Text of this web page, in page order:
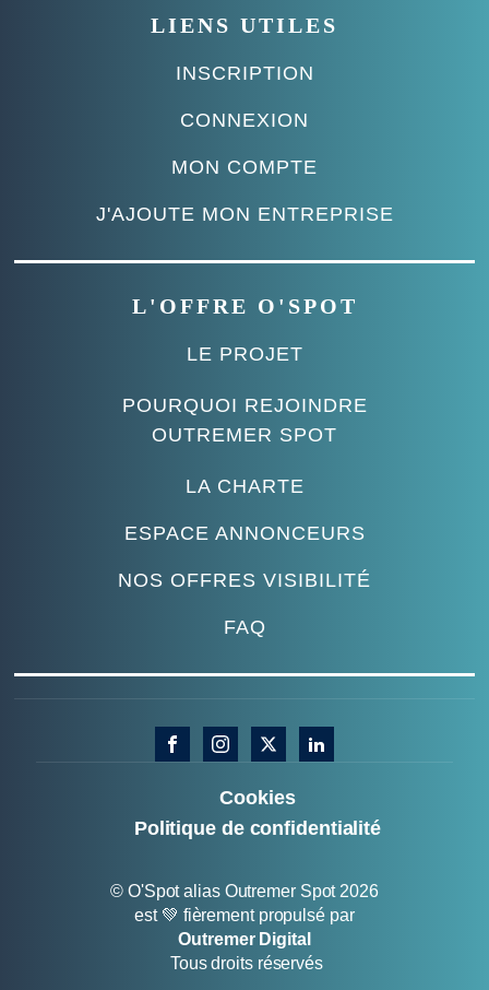
LIENS UTILES
INSCRIPTION
CONNEXION
MON COMPTE
J'AJOUTE MON ENTREPRISE
L'OFFRE O'SPOT
LE PROJET
POURQUOI REJOINDRE
OUTREMER SPOT
LA CHARTE
ESPACE ANNONCEURS
NOS OFFRES VISIBILITÉ
FAQ
© O'Spot alias Outremer Spot 2026
est 💚 fièrement propulsé par
Outremer Digital
Tous droits réservés
Cookies
Politique de confidentialité